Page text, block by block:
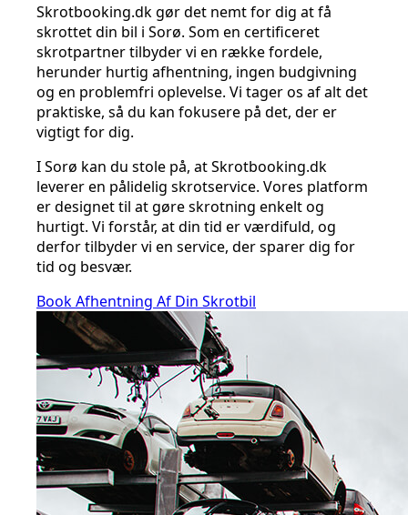
Skrotbooking.dk gør det nemt for dig at få
skrottet din bil i Sorø. Som en certificeret
skrotpartner tilbyder vi en række fordele,
herunder hurtig afhentning, ingen budgivning
og en problemfri oplevelse. Vi tager os af alt det
praktiske, så du kan fokusere på det, der er
vigtigt for dig.
I Sorø kan du stole på, at Skrotbooking.dk
leverer en pålidelig skrotservice. Vores platform
er designet til at gøre skrotning enkelt og
hurtigt. Vi forstår, at din tid er værdifuld, og
derfor tilbyder vi en service, der sparer dig for
tid og besvær.
Book Afhentning Af Din Skrotbil